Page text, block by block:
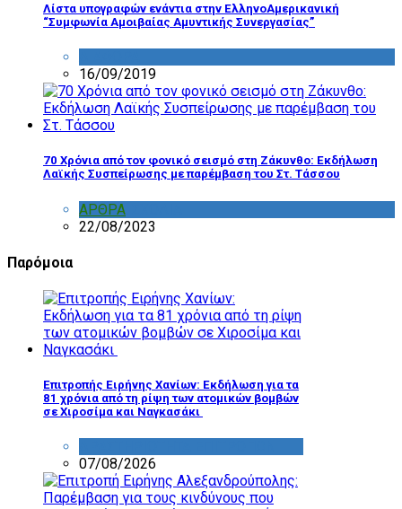
Λίστα υπογραφών ενάντια στην ΕλληνοΑμερικανική
“Συμφωνία Αμοιβαίας Αμυντικής Συνεργασίας”
16/09/2019
70 Χρόνια από τον φονικό σεισμό στη Ζάκυνθο: Εκδήλωση
Λαϊκής Συσπείρωσης με παρέμβαση του Στ. Τάσσου
ΑΡΘΡΑ
22/08/2023
Παρόμοια
Επιτροπής Ειρήνης Χανίων: Εκδήλωση για τα
81 χρόνια από τη ρίψη των ατομικών βομβών
σε Χιροσίμα και Ναγκασάκι
07/08/2026